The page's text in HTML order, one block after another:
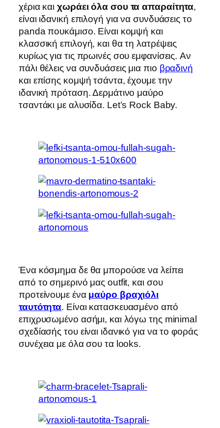
χέρια καιχωράει όλα σου τα απαραίτητα,
είναι ιδανική επιλογή για να συνδυάσεις το
panda πουκάμισο. Είναι κομψή και
κλασσική επιλογή, και θα τη λατρέψεις
κυρίως για τις πρωινές σου εμφανίσεις. Αν
πάλι θέλεις να συνδυάσεις μια πιο βραδινή
και επίσης κομψή τσάντα, έχουμε την
ιδανική πρόταση. Δερμάτινο μαύρο
τσαντάκι με αλυσίδα. Let’s Rock Baby.
Ένα κόσμημα δε θα μπορούσε να λείπει
από το σημερινό μας outfit, και σου
προτείνουμε ένα μαύρο βραχιόλι
ταυτότητα. Είναι κατασκευασμένο από
επιχρυσωμένο ασήμι, και λόγω της minimal
σχεδίασής του είναι ιδανικό για να το φοράς
συνέχεια με όλα σου τα looks.